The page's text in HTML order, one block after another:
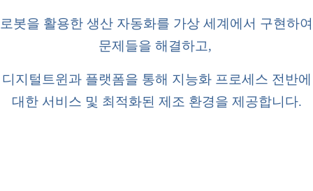
로봇을 활용한 생산 자동화를 가상 세계에서 구현하여
문제들을 해결하고,
디지털트윈과 플랫폼을 통해 지능화 프로세스 전반에
대한 서비스 및 최적화된 제조 환경을 제공합니다.